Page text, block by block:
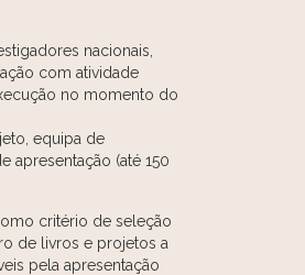
nacionais,
com atividade
no momento do
equipa de
apresentação (até 150
critério de seleção
de livros e projetos a
pela apresentação